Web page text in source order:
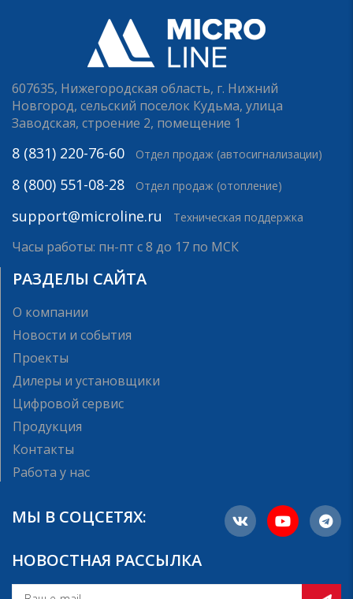
607635, Нижегородская область, г. Нижний
Новгород, сельский поселок Кудьма, улица
Заводская, строение 2, помещение 1
8 (831) 220-76-60 Отдел продаж (автосигнализации)
8 (800) 551-08-28 Отдел продаж (отопление)
support@microline.ru Техническая поддержка
Часы работы: пн-пт с 8 до 17 по МСК
РАЗДЕЛЫ САЙТА
О компании
Новости и события
Проекты
Дилеры и установщики
Цифровой сервис
Продукция
Контакты
Работа у нас
МЫ В СОЦСЕТЯХ:
НОВОСТНАЯ РАССЫЛКА